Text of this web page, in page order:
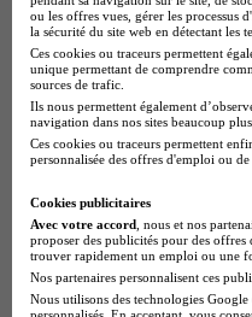
BTS Esf en alternance
BTS Dietetique en
BTS Mco en alternance
BTS Pi en alternance
BTS Sp3s en alternance
Master CCA en
BTS Ndrc en alternance
BTS Sam en alternance
BTS Sio en alternance
MSc Marketing Digital
BTS Gpme en alternance
Cap Electricien en
BTS Gpn en alternance
ou les offres vues, gérer les
la sécurité du site web en détectant les
Ces cookies ou traceurs permettent
unique permettant de comprendre
sources de trafic.
Ils nous permettent également
navigation dans nos sites beaucoup
Ces cookies ou traceurs permettent
personnalisée des offres d'emploi ou
Cookies publicitaires
Avec votre accord , nous et nos
proposer des publicités pour des
trouver rapidement un emploi ou une
Nos partenaires personnalisent ces
Nous utilisons des technologies